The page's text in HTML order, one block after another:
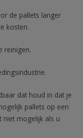
de pallets langer
kosten.
reinigen.
dat houd in dat je
pallets op een
niet mogelijk als u